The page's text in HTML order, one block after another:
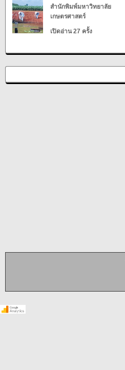
สำนักพิมพ์มหาวิทยาลัย
เกษตรศาสตร์
เปิดอ่าน 27 ครั้ง